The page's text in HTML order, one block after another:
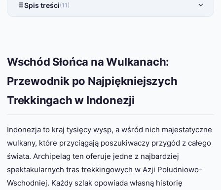
Spis treści(11)
Wschód Słońca na Wulkanach:
Przewodnik po Najpiękniejszych
Trekkingach w Indonezji
Indonezja to kraj tysięcy wysp, a wśród nich majestatyczne
wulkany, które przyciągają poszukiwaczy przygód z całego
świata. Archipelag ten oferuje jedne z najbardziej
spektakularnych tras trekkingowych w Azji Południowo-
Wschodniej. Każdy szlak opowiada własną historię